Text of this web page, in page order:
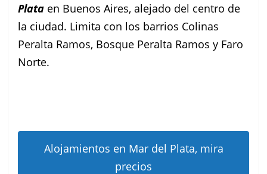
Plata en Buenos Aires, alejado del centro de
la ciudad. Limita con los barrios Colinas
Peralta Ramos, Bosque Peralta Ramos y Faro
Norte.
Alojamientos en Mar del Plata, mira
precios